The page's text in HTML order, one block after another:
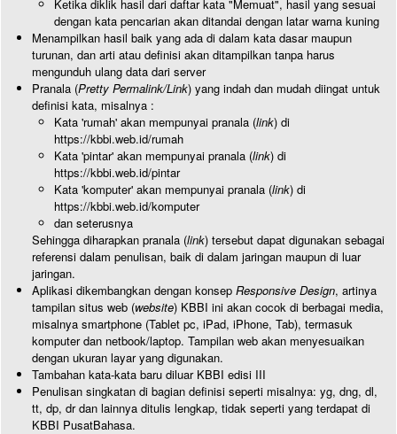
Ketika diklik hasil dari daftar kata "Memuat", hasil yang sesuai
dengan kata pencarian akan ditandai dengan latar warna kuning
Menampilkan hasil baik yang ada di dalam kata dasar maupun
turunan, dan arti atau definisi akan ditampilkan tanpa harus
mengunduh ulang data dari server
Pranala (Pretty Permalink/Link) yang indah dan mudah diingat untuk
definisi kata, misalnya :
Kata 'rumah' akan mempunyai pranala (link) di
https://kbbi.web.id/rumah
Kata 'pintar' akan mempunyai pranala (link) di
https://kbbi.web.id/pintar
Kata 'komputer' akan mempunyai pranala (link) di
https://kbbi.web.id/komputer
dan seterusnya
Sehingga diharapkan pranala (link) tersebut dapat digunakan sebagai
referensi dalam penulisan, baik di dalam jaringan maupun di luar
jaringan.
Aplikasi dikembangkan dengan konsep Responsive Design, artinya
tampilan situs web (website) KBBI ini akan cocok di berbagai media,
misalnya smartphone (Tablet pc, iPad, iPhone, Tab), termasuk
komputer dan netbook/laptop. Tampilan web akan menyesuaikan
dengan ukuran layar yang digunakan.
Tambahan kata-kata baru diluar KBBI edisi III
Penulisan singkatan di bagian definisi seperti misalnya: yg, dng, dl,
tt, dp, dr dan lainnya ditulis lengkap, tidak seperti yang terdapat di
KBBI PusatBahasa.